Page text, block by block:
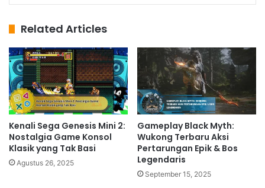
Related Articles
Kenali Sega Genesis Mini 2:
Nostalgia Game Konsol
Klasik yang Tak Basi
Agustus 26, 2025
Gameplay Black Myth:
Wukong Terbaru Aksi
Pertarungan Epik & Bos
Legendaris
September 15, 2025